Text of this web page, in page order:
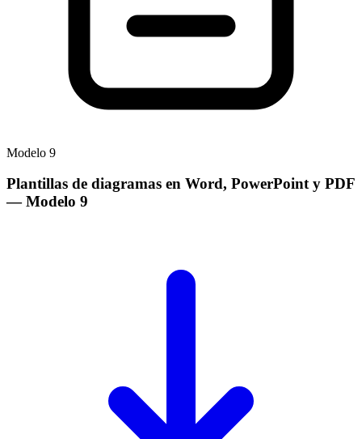
Modelo 9
Plantillas de diagramas en Word, PowerPoint y PDF
— Modelo 9